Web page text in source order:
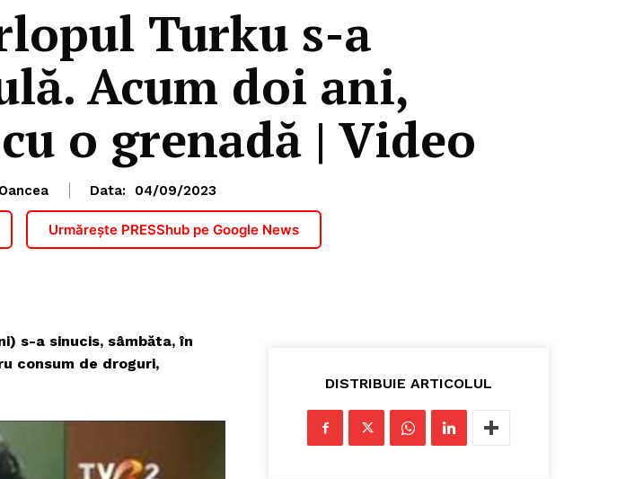
Turku s-a
Acum doi ani,
o grenadă | Video
Data: 04/09/2023
Urmărește PRESShub pe Google News
s-a sinucis, sâmbăta, în
consum de droguri,
DISTRIBUIE ARTICOLUL